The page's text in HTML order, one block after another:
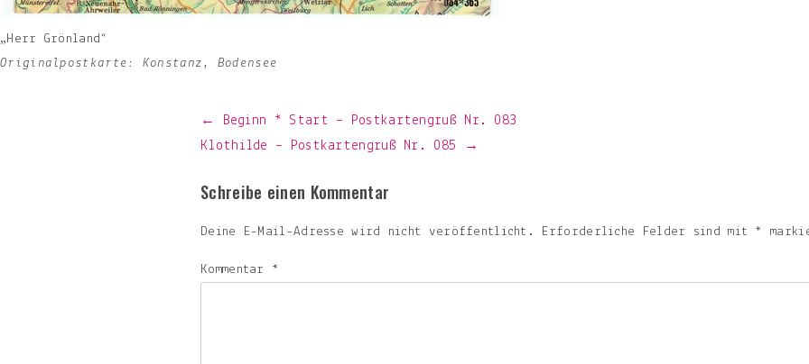
„Herr Grönland“
Originalpostkarte: Konstanz, Bodensee
Beitragsnavigation
← Beginn * Start – Postkartengruß Nr. 083
Klothilde – Postkartengruß Nr. 085 →
Schreibe einen Kommentar
Deine E-Mail-Adresse wird nicht veröffentlicht. Erforderliche Felder sind mit *
Kommentar *